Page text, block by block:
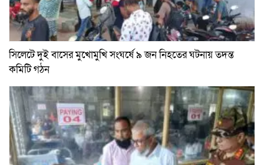
সিলেটে দুই বাসের মুখোমুখি সংঘর্ষে ৯ জন নিহতের ঘটনায় তদন্ত
কমিটি গঠন